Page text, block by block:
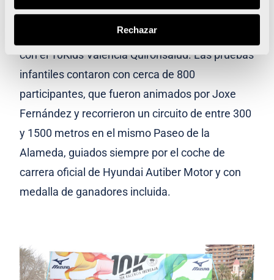
Rechazar
atletismo en la ciudad del running, los más
pequeños también disfrutaron de sus carreras
con el 10Kids Valencia Quirónsalud. Las pruebas
infantiles contaron con cerca de 800
participantes, que fueron animados por Joxe
Fernández y recorrieron un circuito de entre 300
y 1500 metros en el mismo Paseo de la
Alameda, guiados siempre por el coche de
carrera oficial de Hyundai Autiber Motor y con
medalla de ganadores incluida.